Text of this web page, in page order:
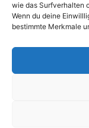
wie das Surfverhalten
Wenn du deine
bestimmte Merkmale